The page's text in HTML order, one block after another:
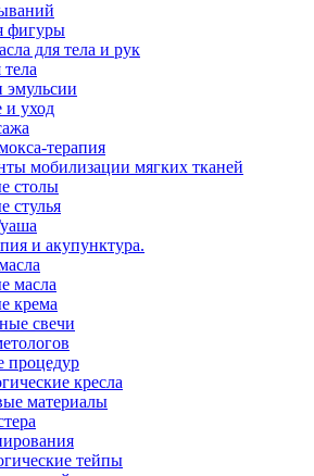
фигуры
для тела и рук
уход
терапия
мобилизации мягких тканей
столы
стулья
и акупунктура.
масла
крема
свечи
процедур
кресла
материалы
тейпы